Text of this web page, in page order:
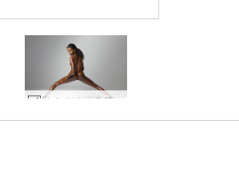
발레리 다리 운동 #56발레리 옐로우 비키니 #91
발레리 레깅스 #7발레리 옐로우 비키니 #43발레리 피트니스 전문가 #98발레리 옐로우 비키니 #55
세계 1위 에로틱 사이트
우리와 함께하세
요
발레리 암 여우 #63
발레리 암 여우 #51
발레리 옐로우 비키니 #71발레리 옐로우 비키니 #83
발레리 레깅스 #83
발레리 gyno 운동 #17
세계 1위 에로틱 사이트
우리와 함께하세
요
발레리 엉덩이 예술 #45
발레리 레깅스 #39
발레리 gyno 운동 #5
발레리 얼룩말 #73발레리 다이아나 로스 #59
발레리 얼룩말 #33
세계 1위 에로틱 사이트
우리와 함께하세
요
발레리 섹시 스쿼트 #6발레리 블랙 매직 #74발레리 섹시한 건너 뛰기 #52발레리 섹시한 건너 뛰기 #84발레리 섹시한 건너 뛰기 #12
발레리 얼룩말 #45발레리 섹시한 건너 뛰기 #120발레리 섹시한 건너 뛰기 #124
발레리 얼룩말 #81발레리 엉덩이 예술 #41
세계 1위 에로틱 사이트
우리와 함께하세
요
발레리 피트니스 전문가 #2
발레리 얼룩말 #89발레리 섹시한 건너 뛰기 #116발레리 스트링 스커트 #74발레리 손가락 재미 #17Valerie 셀프 마사지 2부 #21
세계 1위 에로틱 사이트
우리와 함께하세
요
Simone 관능적 인 누드 #27시몬 검정색과 흰색 #29시몬 검정색과 흰색 #37발레리 손가락 재미 #29시몬 검정색과 흰색 #21발레리 아메리칸 어패럴 팬티스타킹 #80
세계 1위 에로틱 사이트
우리와 함께하세
요
발레리 아메리칸 어패럴 팬티스타킹 #60